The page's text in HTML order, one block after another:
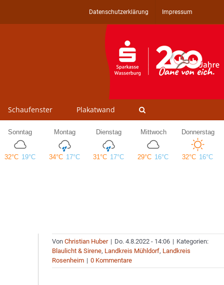
Datenschutzerklärung Impressum
Schaufenster Plakatwand
VonChristian Huber | Do. 4.8.2022 - 14:06 | Kategorien:
Blaulicht & Sirene, Landkreis Mühldorf, Landkreis
Rosenheim | 0 Kommentare